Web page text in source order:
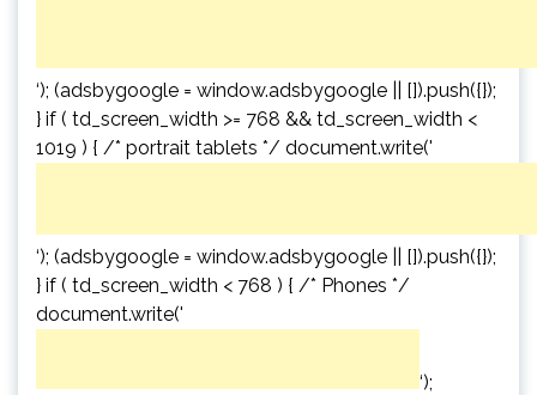
‘); (adsbygoogle = window.adsbygoogle || []).push({});
} if ( td_screen_width >= 768 && td_screen_width <
1019 ) { /* portrait tablets */ document.write('
‘); (adsbygoogle = window.adsbygoogle || []).push({});
} if ( td_screen_width < 768 ) { /* Phones */
document.write('
‘);